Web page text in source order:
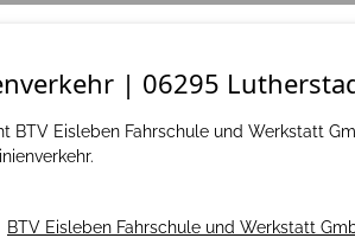
| 06295
BTV Eisleben Fahrschule und Werkstatt
BTV Eisleben Fahrschule und Werkstatt